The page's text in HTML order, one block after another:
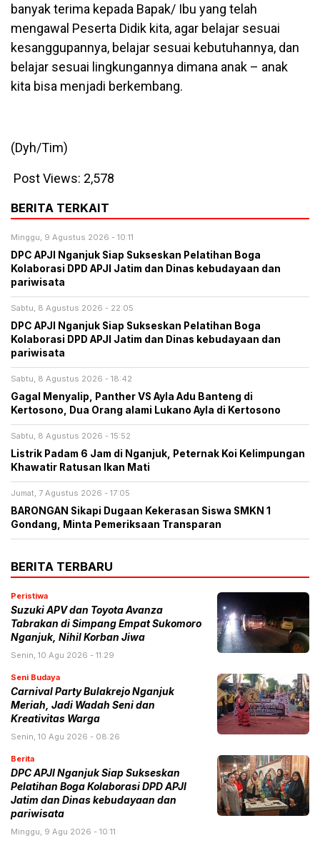
banyak terima kepada Bapak/ Ibu yang telah
mengawal Peserta Didik kita, agar belajar sesuai
kesanggupannya, belajar sesuai kebutuhannya, dan
belajar sesuai lingkungannya dimana anak – anak
kita bisa menjadi berkembang.
(Dyh/Tim)
Post Views: 2,578
BERITA TERKAIT
Minggu, 9 Agustus 2026 - 10:11
DPC APJI Nganjuk Siap Sukseskan Pelatihan Boga
Kolaborasi DPD APJI Jatim dan Dinas kebudayaan dan
pariwisata
Sabtu, 8 Agustus 2026 - 22:05
DPC APJI Nganjuk Siap Sukseskan Pelatihan Boga
Kolaborasi DPD APJI Jatim dan Dinas kebudayaan dan
pariwisata
Sabtu, 8 Agustus 2026 - 18:42
Gagal Menyalip, Panther VS Ayla Adu Banteng di
Kertosono, Dua Orang alami Lukano Ayla di Kertosono
Sabtu, 8 Agustus 2026 - 15:52
Listrik Padam 6 Jam di Nganjuk, Peternak Koi Kelimpungan
Khawatir Ratusan Ikan Mati
Jumat, 7 Agustus 2026 - 17:05
BARONGAN Sikapi Dugaan Kekerasan Siswa SMKN 1
Gondang, Minta Pemeriksaan Transparan
BERITA TERBARU
Peristiwa
Suzuki APV dan Toyota Avanza
Tabrakan di Simpang Empat Sukomoro
Nganjuk, Nihil Korban Jiwa
Senin, 10 Agu 2026 - 11:29
Seni Budaya
Carnival Party Bulakrejo Nganjuk
Meriah, Jadi Wadah Seni dan
Kreativitas Warga
Senin, 10 Agu 2026 - 08:26
Berita
DPC APJI Nganjuk Siap Sukseskan
Pelatihan Boga Kolaborasi DPD APJI
Jatim dan Dinas kebudayaan dan
pariwisata
Minggu, 9 Agu 2026 - 10:11